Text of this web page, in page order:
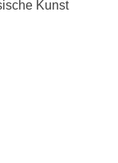
Kunst